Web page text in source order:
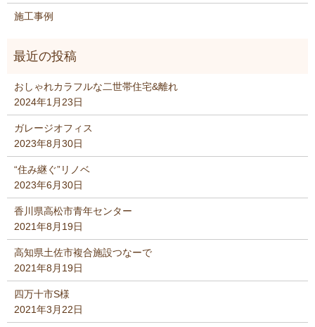
施工事例
おしゃれカラフルな二世帯住宅&離れ
2024年1月23日
ガレージオフィス
2023年8月30日
“住み継ぐ”リノベ
2023年6月30日
香川県高松市青年センター
2021年8月19日
高知県土佐市複合施設つなーで
2021年8月19日
四万十市S様
2021年3月22日